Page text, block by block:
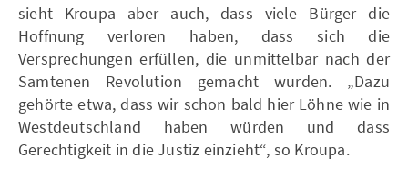
sieht Kroupa aber auch, dass viele Bürger die
Hoffnung verloren haben, dass sich die
Versprechungen erfüllen, die unmittelbar nach der
Samtenen Revolution gemacht wurden. „Dazu
gehörte etwa, dass wir schon bald hier Löhne wie in
Westdeutschland haben würden und dass
Gerechtigkeit in die Justiz einzieht“, so Kroupa.